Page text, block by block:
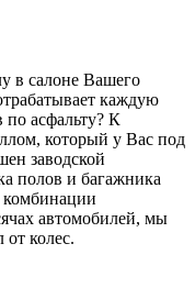
в салоне Вашего
каждую
асфальту? К
который у Вас под
заводской
полов и багажника
комбинации
автомобилей, мы
колес.